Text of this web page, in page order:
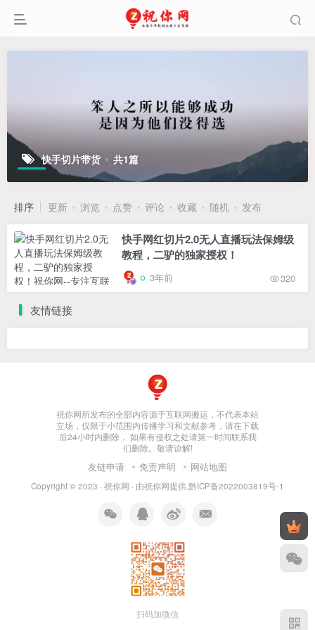
快手切片带货 共1篇
排序 更新 浏览 点赞 评论 收藏 随机 发布
快手网红切片2.0无人直播玩法保姆级
教程，二驴的独家授权！
3年前 320
友情链接
祝你网所发布的全部内容源于互联网搬运，不代表本站
立场，仅限于小范围内传播学习和文献参考，请在下载
后24小时内删除， 如果有侵权之处请第一时间联系我
们删除。敬请谅解!
友链申请 免责声明 网站地图
Copyright © 2023 · 祝你网 · 由祝你网提供.黔ICP备2022003819号-1
扫码加微信